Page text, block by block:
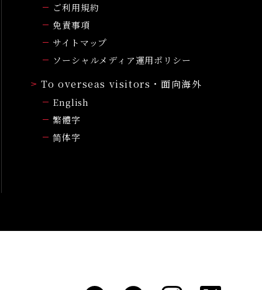
ご利用規約
免責事項
サイトマップ
ソーシャルメディア運用ポリシー
To overseas visitors・面向海外
English
繁體字
简体字